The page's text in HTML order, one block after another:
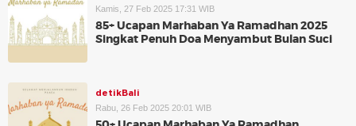
Kamis, 27 Feb 2025 17:31 WIB
85+ Ucapan Marhaban Ya Ramadhan 2025
Singkat Penuh Doa Menyambut Bulan Suci
detikBali
Rabu, 26 Feb 2025 20:01 WIB